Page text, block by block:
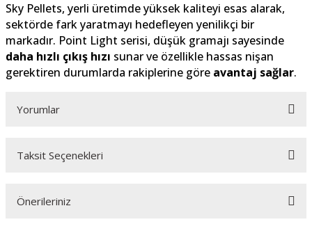
Sky Pellets, yerli üretimde yüksek kaliteyi esas alarak,
sektörde fark yaratmayı hedefleyen yenilikçi bir
markadır. Point Light serisi, düşük gramajı sayesinde
daha hızlı çıkış hızı sunar ve özellikle hassas nişan
gerektiren durumlarda rakiplerine göre avantaj sağlar.
Yorumlar
Taksit Seçenekleri
Önerileriniz